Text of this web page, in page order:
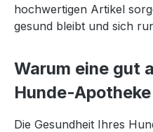
hochwertigen Artikel
gesund bleibt und sich
Warum eine gut
Hunde-
Die Gesundheit Ihres